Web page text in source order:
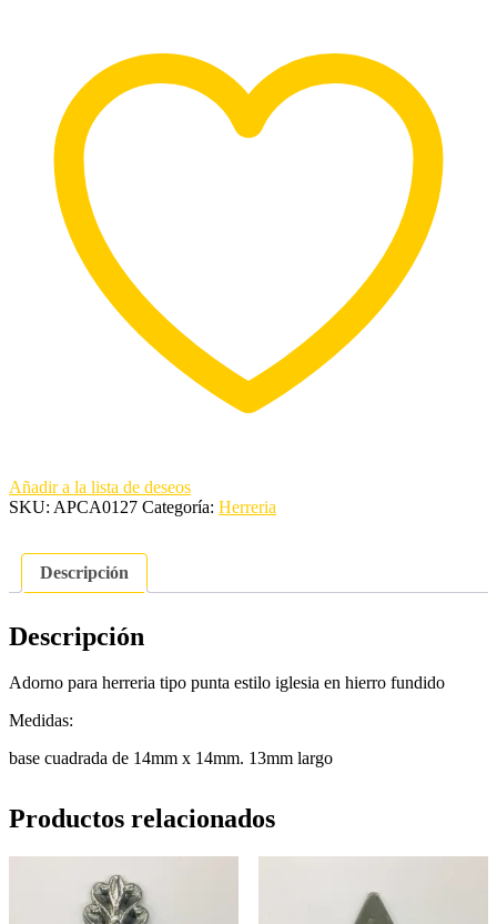
Añadir a la lista de deseos
SKU: APCA0127 Categoría: Herreria
Descripción
Descripción
Adorno para herreria tipo punta estilo iglesia en hierro fundido
Medidas:
base cuadrada de 14mm x 14mm. 13mm largo
Productos relacionados